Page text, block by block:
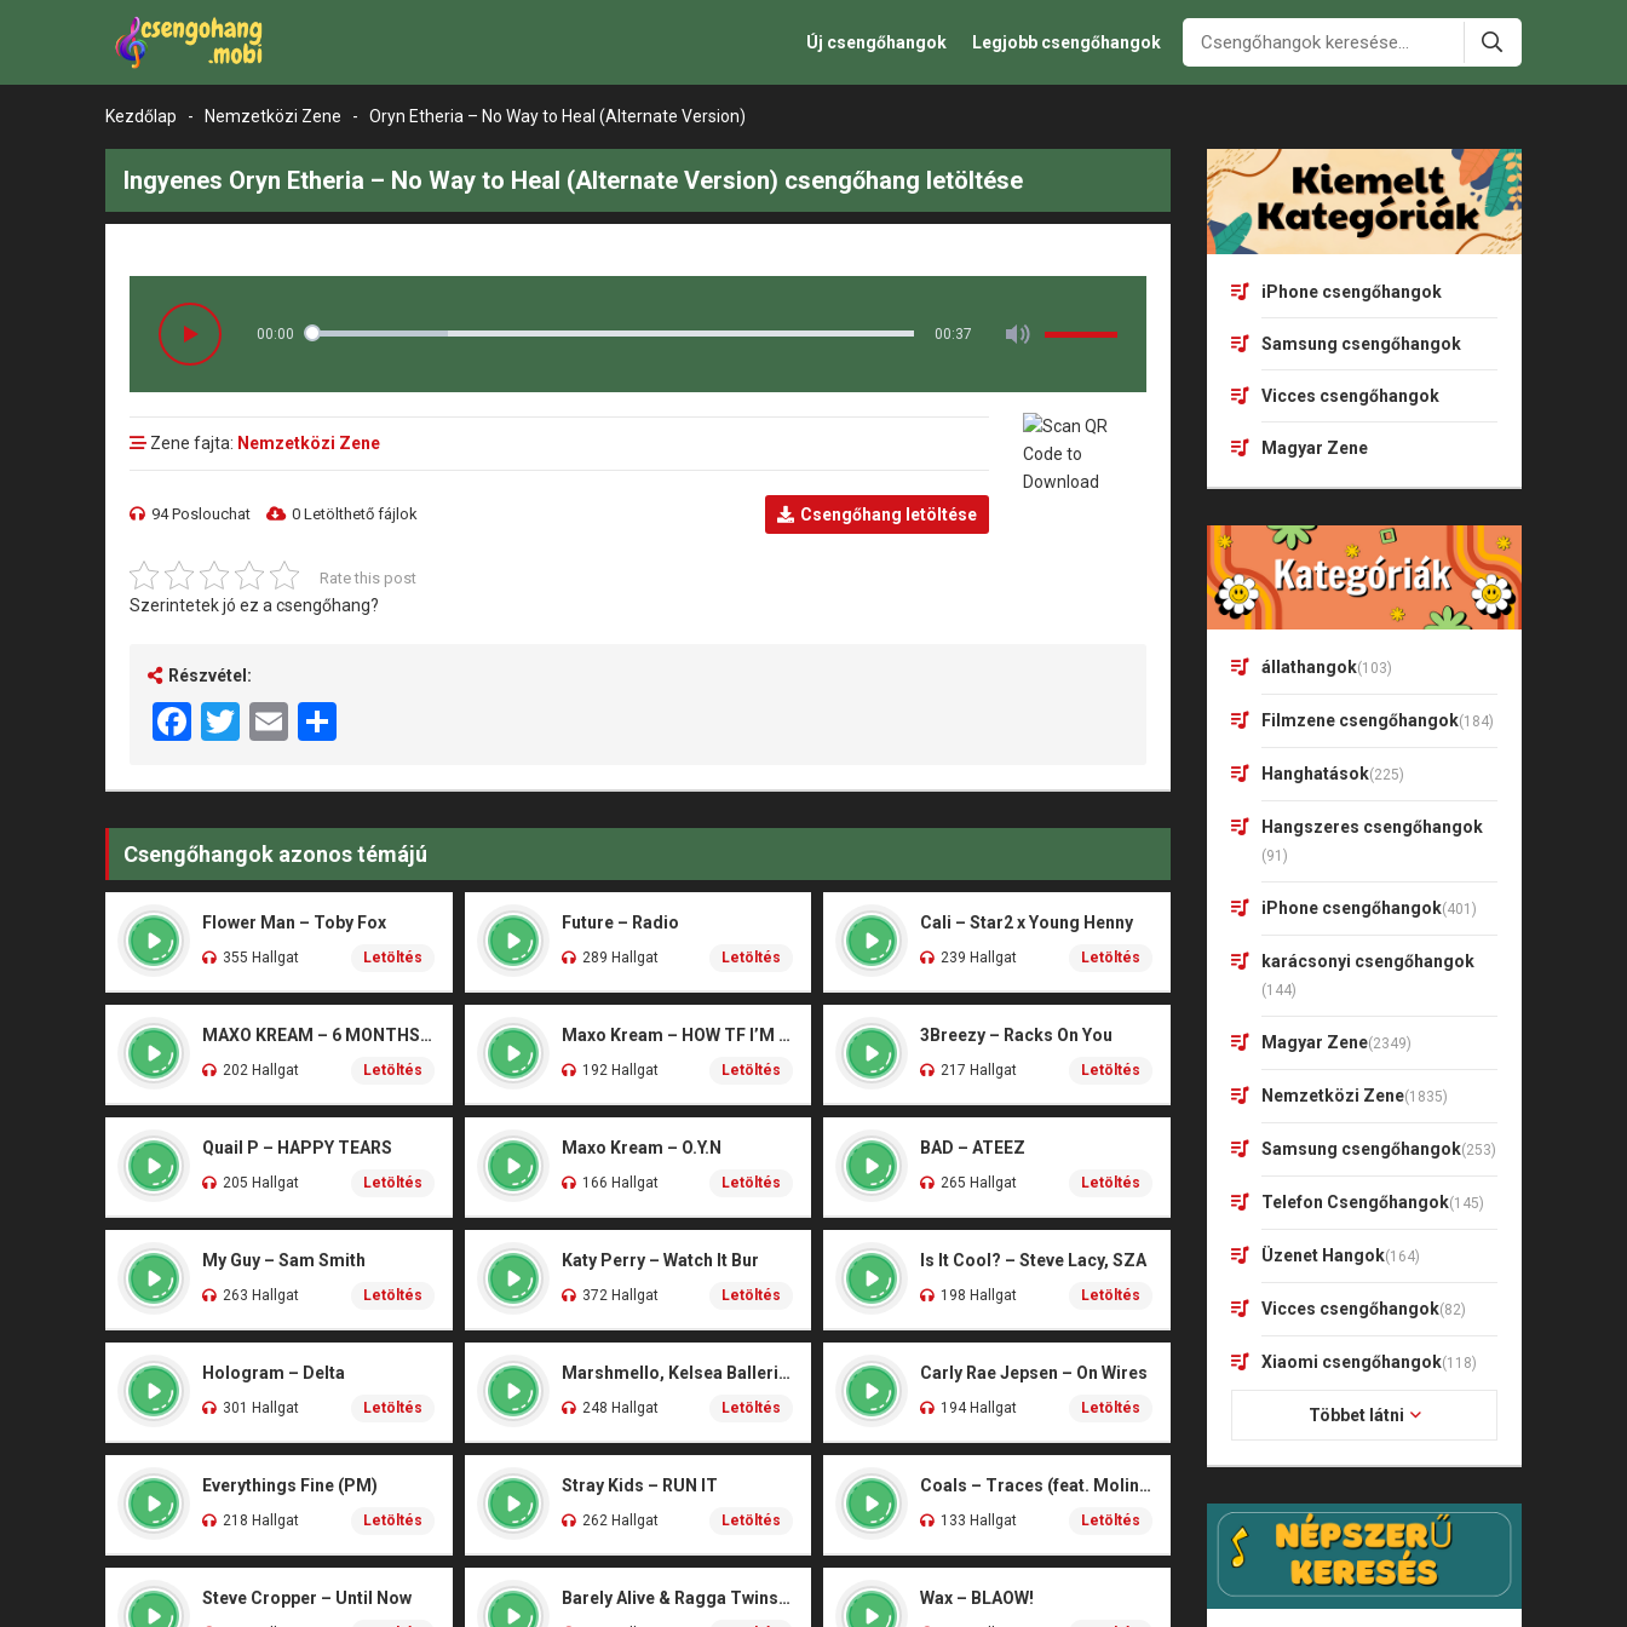
Új csengőhangok Legjobb csengőhangok
Kezdőlap - Nemzetközi Zene - Oryn Etheria – No Way to Heal (Alternate Version)
Ingyenes Oryn Etheria – No Way to Heal (Alternate Version) csengőhang letöltése
00:00 00:37
Zene fajta: Nemzetközi Zene
94 Poslouchat 0 Letölthető fájlok Csengőhang letöltése
Rate this post
Szerintetek jó ez a csengőhang?
Részvétel:
Facebook
Twitter
Email
Csengőhangok azonos témájú
Flower Man – Toby Fox
355 Hallgat Letöltés
Future – Radio
289 Hallgat Letöltés
Cali – Star2 x Young Henny
239 Hallgat Letöltés
MAXO KREAM – 6 MONTHS CLEAN
202 Hallgat Letöltés
Maxo Kream – HOW TF I’M LUCKY
192 Hallgat Letöltés
3Breezy – Racks On You
217 Hallgat Letöltés
Quail P – HAPPY TEARS
205 Hallgat Letöltés
Maxo Kream – O.Y.N
166 Hallgat Letöltés
BAD – ATEEZ
265 Hallgat Letöltés
My Guy – Sam Smith
263 Hallgat Letöltés
Katy Perry – Watch It Bur
372 Hallgat Letöltés
Is It Cool? – Steve Lacy, SZA
198 Hallgat Letöltés
Hologram – Delta
301 Hallgat Letöltés
Marshmello, Kelsea Ballerini – Another Drink
248 Hallgat Letöltés
Carly Rae Jepsen – On Wires
194 Hallgat Letöltés
Everythings Fine (PM)
218 Hallgat Letöltés
Stray Kids – RUN IT
262 Hallgat Letöltés
Coals – Traces (feat. Molina)
133 Hallgat Letöltés
Steve Cropper – Until Now Barely Alive & Ragga Twins – We Set It Wax – BLAOW!
iPhone csengőhangok
Samsung csengőhangok
Vicces csengőhangok
Magyar Zene
állathangok(103)
Filmzene csengőhangok(184)
Hanghatások(225)
Hangszeres csengőhangok
(91)
iPhone csengőhangok(401)
karácsonyi csengőhangok
(144)
Magyar Zene(2349)
Nemzetközi Zene(1835)
Samsung csengőhangok(253)
Telefon Csengőhangok(145)
Üzenet Hangok(164)
Vicces csengőhangok(82)
Xiaomi csengőhangok(118)
Többet látni